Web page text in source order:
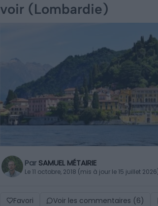
voir (Lombardie)
Par SAMUEL MÉTAIRIE
Le 11 octobre, 2018 (mis à jour le 15 juillet
Favori Voir les commentaires (6)